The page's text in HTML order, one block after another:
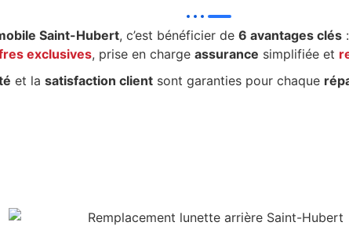
Saint-Hubert, c’est bénéficier de 6 avantages clés:
exclusives, prise en charge assurance simplifiée et
et la satisfaction clientsont garanties pour chaque